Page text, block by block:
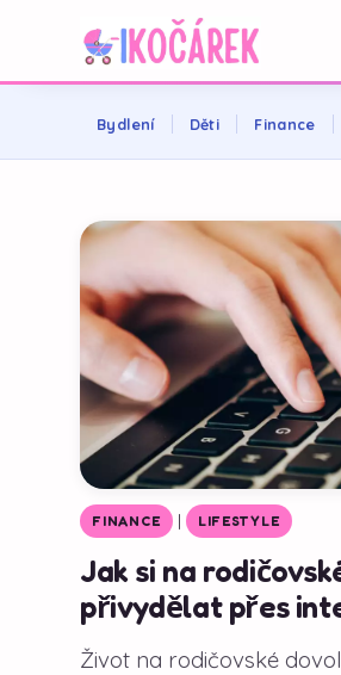
Bydlení Děti Finance
Jak si na
přivydělat přes
Život na rodičovské
FINANCE | LIFESTYLE